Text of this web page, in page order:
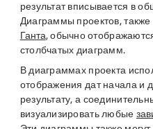
результат вписывается в
Диаграммы проектов,
Ганта, обычно
столбчатых диаграмм.
В диаграммах проекта
отображения дат начала и
результату, а
визуализировать любые